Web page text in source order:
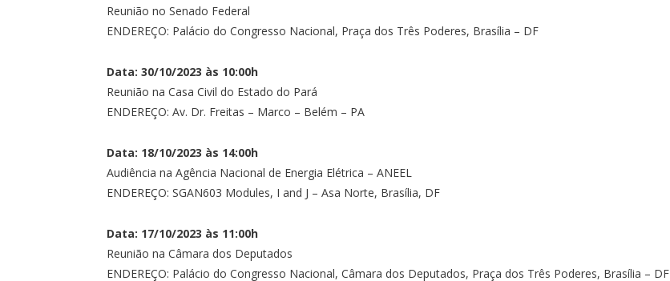
Reunião no Senado Federal
ENDEREÇO: Palácio do Congresso Nacional, Praça dos Três Poderes, Brasília – DF
Data: 30/10/2023 às 10:00h
Reunião na Casa Civil do Estado do Pará
ENDEREÇO: Av. Dr. Freitas – Marco – Belém – PA
Data: 18/10/2023 às 14:00h
Audiência na Agência Nacional de Energia Elétrica – ANEEL
ENDEREÇO: SGAN603 Modules, I and J – Asa Norte, Brasília, DF
Data: 17/10/2023 às 11:00h
Reunião na Câmara dos Deputados
ENDEREÇO: Palácio do Congresso Nacional, Câmara dos Deputados, Praça dos Três Poderes, Brasília – DF